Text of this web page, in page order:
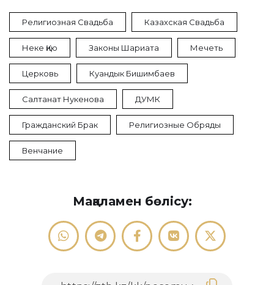
Религиозная Свадьба Казахская Свадьба
Неке Қию Законы Шариата Мечеть
Церковь Куандык Бишимбаев
Салтанат Нукенова ДУМК
Гражданский Брак Религиозные Обряды
Венчание
Мақаламен бөлісу: